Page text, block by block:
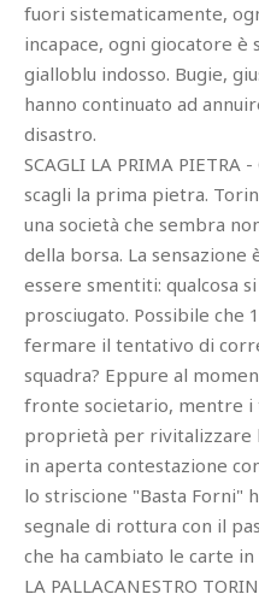
fuori sistematicamente,
incapace, ogni giocatore è
gialloblu indosso. Bugie,
hanno continuato ad
disastro.
SCAGLI LA PRIMA
scagli la prima pietra.
una società che sembra
della borsa. La sensazione
essere smentiti: qualcosa
prosciugato. Possibile che
fermare il tentativo di
squadra? Eppure al
fronte societario, mentre i
proprietà per rivitalizzare
in aperta contestazione
lo striscione "Basta Forni"
segnale di rottura con il
che ha cambiato le carte in
LA PALLACANESTRO